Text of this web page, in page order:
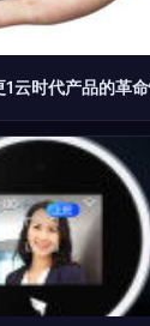
云时代产品的革